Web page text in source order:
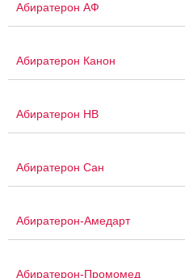
Абиратерон АФ
Абиратерон Канон
Абиратерон НВ
Абиратерон Сан
Абиратерон-Амедарт
Абиратерон-Промомед